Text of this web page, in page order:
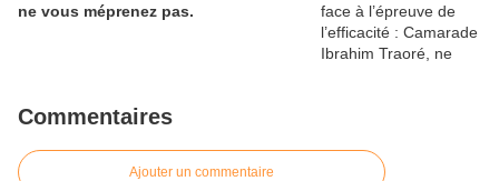
ne vous méprenez pas.
Commentaires
Ajouter un commentaire